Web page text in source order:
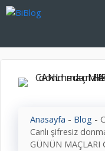
İçeriğe
Anasayfa - Blog -
Canlı şifresiz
GÜNÜN MAÇLARI